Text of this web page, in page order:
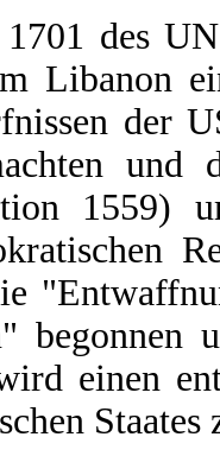
des
Libanon
der
und
1559)
begonnen
einen